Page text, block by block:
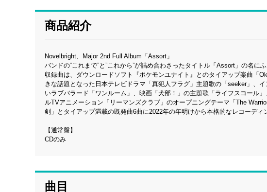
商品紹介
Novelbright、Major 2nd Full Album「Assort」
バンドの“これまで”と”これから”が詰め合わさったタイトル「Assort」の名に
収録曲は、ダウンロードソフト『ポケモンユナイト』とのタイアップ楽曲「
きな話題となった日本テレビドラマ「真犯人フラグ」主題歌の「seeker」、
いラブバラード「ワンルーム」、映画「犬部！」の主題歌「ライフスコール
ルTVアニメーション「リーマンズクラブ」のオープニングテーマ「The
剣」とタイアップ満載の既発曲6曲に2022年の年明けから本格的なレコーディ
【通常盤】
CDのみ
曲目